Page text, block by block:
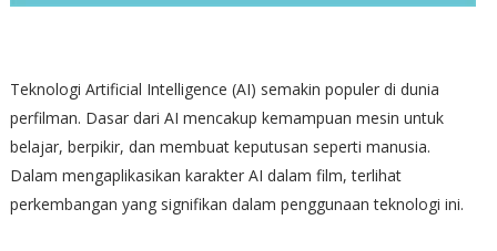
Teknologi Artificial Intelligence (AI) semakin populer di dunia
perfilman. Dasar dari AI mencakup kemampuan mesin untuk
belajar, berpikir, dan membuat keputusan seperti manusia.
Dalam mengaplikasikan karakter AI dalam film, terlihat
perkembangan yang signifikan dalam penggunaan teknologi ini.